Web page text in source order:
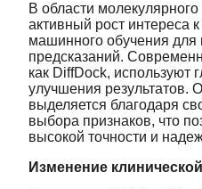
В области
активный рост интереса
машинного обучения
предсказаний.
как DiffDock, используют
улучшения результатов.
выделяется благодаря
выбора признаков, что
высокой точности и
Изменение